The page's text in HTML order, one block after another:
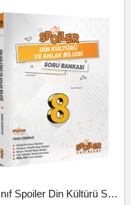
8.Sınıf Spoiler Din Kültürü Soru Bankası